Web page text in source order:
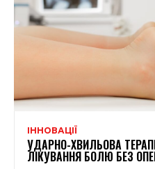
ІННОВАЦІЇ
УДАРНО-ХВИЛЬОВА
ЛІКУВАННЯ БОЛЮ БЕЗ